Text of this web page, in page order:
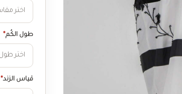
طول الكُم*
قياس الزند*